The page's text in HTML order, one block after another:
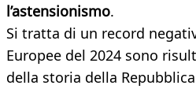
l’astensionismo.
Si tratta di un record
Europee del 2024 sono
della storia della